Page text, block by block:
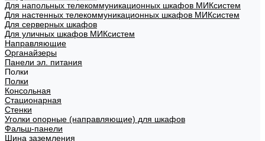
Для напольных телекоммуникационных шкафов МИКсистем
Для настенных телекоммуникационных шкафов МИКсистем
Для серверных шкафов
Для уличных шкафов МИКсистем
Направляющие
Органайзеры
Панели эл. питания
Полки
Полки
Консольная
Стационарная
Стенки
Уголки опорные (направляющие) для шкафов
Фальш-панели
Шина заземления